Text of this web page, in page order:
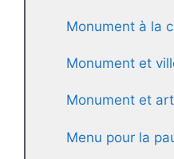
Monument à la
Monument et
Monument et art
Menu pour la